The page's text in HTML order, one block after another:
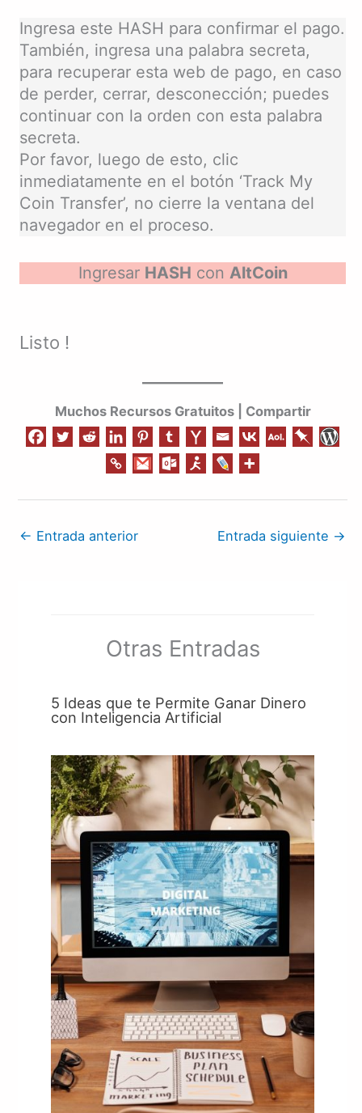
Ingresa este HASH para confirmar el pago.
También, ingresa una palabra secreta,
para recuperar esta web de pago, en caso
de perder, cerrar, desconección; puedes
continuar con la orden con esta palabra
secreta.
Por favor, luego de esto, clic
inmediatamente en el botón ‘Track My
Coin Transfer’, no cierre la ventana del
navegador en el proceso.
Ingresar HASH con AltCoin
Listo !
Muchos Recursos Gratuitos | Compartir
← Entrada anterior Entrada siguiente →
Otras Entradas
5 Ideas que te Permite Ganar Dinero
con Inteligencia Artificial